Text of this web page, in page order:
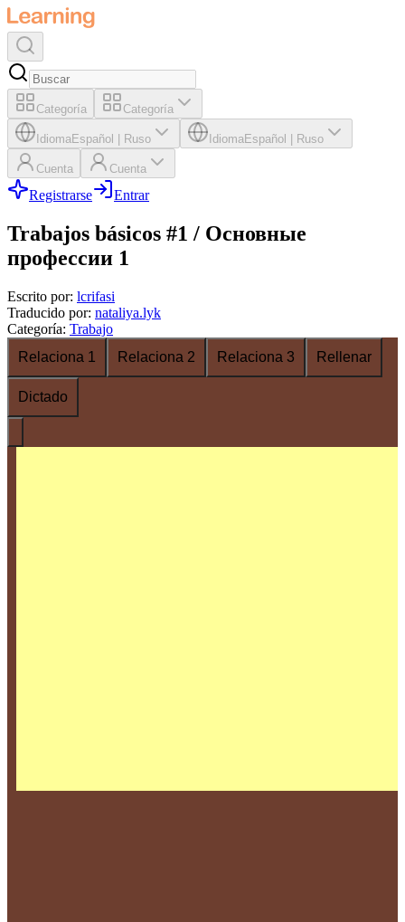
Categoría Categoría
IdiomaEspañol Ruso IdiomaEspañol Ruso
Cuenta Cuenta
Registrarse Entrar
Trabajos básicos #1 / Основные
профессии 1
Escrito por: lcrifasi
Traducido por: nataliya.lyk
Categoría: Trabajo
Relaciona 1
Relaciona 2 Relaciona 3 Rellenar
Dictado